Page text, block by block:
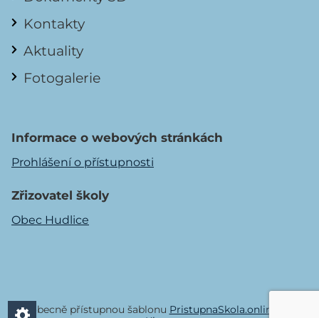
Kontakty
Aktuality
Fotogalerie
Informace o webových stránkách
Prohlášení o přístupnosti
Zřizovatel školy
Obec Hudlice
Všeobecně přístupnou šablonu PristupnaSkola.online